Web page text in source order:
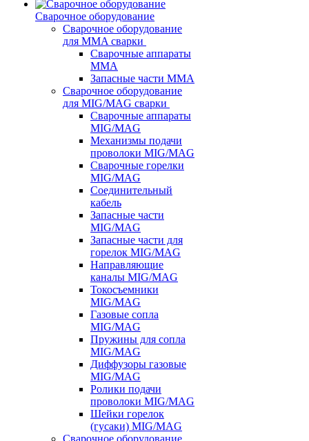
Сварочное оборудование
Сварочное оборудование
для MMA сварки
Сварочные аппараты
MMA
Запасные части MMA
Сварочное оборудование
для MIG/MAG сварки
Сварочные аппараты
MIG/MAG
Механизмы подачи
проволоки MIG/MAG
Сварочные горелки
MIG/MAG
Соединительный
кабель
Запасные части
MIG/MAG
Запасные части для
горелок MIG/MAG
Направляющие
каналы MIG/MAG
Токосъемники
MIG/MAG
Газовые сопла
MIG/MAG
Пружины для сопла
MIG/MAG
Диффузоры газовые
MIG/MAG
Ролики подачи
проволоки MIG/MAG
Шейки горелок
(гусаки) MIG/MAG
Сварочное оборудование